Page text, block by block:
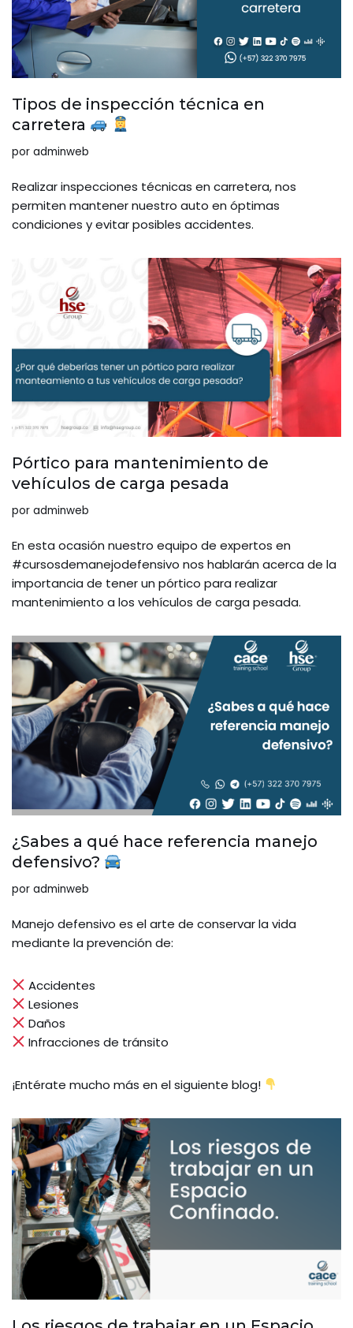
Tipos de inspección técnica en
carretera
por adminweb
Realizar inspecciones técnicas en carretera, nos
permiten mantener nuestro auto en óptimas
condiciones y evitar posibles accidentes.
Pórtico para mantenimiento de
vehículos de carga pesada
por adminweb
En esta ocasión nuestro equipo de expertos en
#cursosdemanejodefensivo nos hablarán acerca de la
importancia de tener un pórtico para realizar
mantenimiento a los vehículos de carga pesada.
¿Sabes a qué hace referencia manejo
defensivo?
por adminweb
Manejo defensivo es el arte de conservar la vida
mediante la prevención de:
Accidentes
Lesiones
Daños
Infracciones de tránsito
¡Entérate mucho más en el siguiente blog!